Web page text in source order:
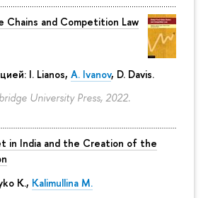
Chains and Competition Law
I. Lianos, A. Ivanov, D. Davis.
University Press, 2022.
in India and the Creation of the
K., Kalimullina M.